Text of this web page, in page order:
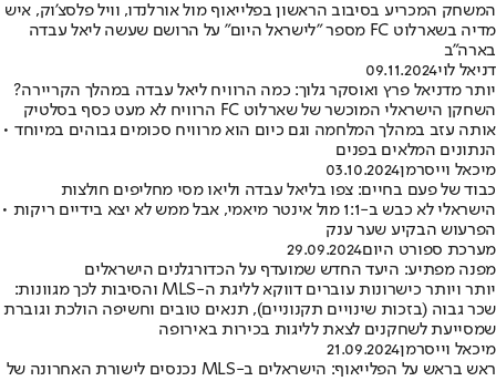
המשחק המכריע בסיבוב הראשון בפלייאוף מול אורלנדו, וויל פלסצ'וק, איש
מדיה בשארלוט FC מספר "לישראל היום" על הרושם שעשה ליאל עבדה
בארה"ב
דניאל לוי09.11.2024
יותר מדניאל פרץ ואוסקר גלוך: כמה הרוויח ליאל עבדה במהלך הקריירה?
השחקן הישראלי המוכשר של שארלוט FC הרוויח לא מעט כסף בסלטיק
אותה עזב במהלך המלחמה וגם כיום הוא מרוויח סכומים גבוהים במיוחד •
הנתונים המלאים בפנים
מיכאל וייסרמן03.10.2024
כבוד של פעם בחיים: צפו בליאל עבדה וליאו מסי מחליפים חולצות
הישראלי לא כבש ב-1:1 מול אינטר מיאמי, אבל ממש לא יצא בידיים ריקות •
הפרעוש הבקיע שער ענק
מערכת ספורט היום29.09.2024
מפנה מפתיע: היעד החדש שמועדף על הכדורגלנים הישראלים
יותר ויותר כישרונות עוברים דווקא לליגת ה-MLS והסיבות לכך מגוונות:
שכר גבוה (בזכות שינויים תקנוניים), תנאים טובים וחשיפה הולכת וגוברת
שמסייעת לשחקנים לצאת לליגות בכירות באירופה
מיכאל וייסרמן21.09.2024
ראש בראש על הפלייאוף: הישראלים ב-MLS נכנסים לישורת האחרונה של